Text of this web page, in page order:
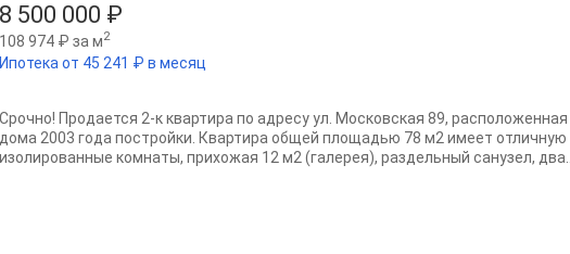
8 500 000 ₽
108 974 ₽ за м2
Ипотека от 45 241 ₽ в месяц
Срочно! Продается 2-к квартира по адресу ул. Московская 89,
дома 2003 года постройки. Квартира общей площадью 78 м2 имеет отличную
изолированные комнаты, прихожая 12 м2 (галерея), раздельный санузел, два...